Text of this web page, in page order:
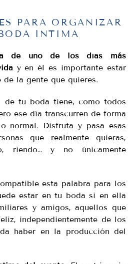
PARA ORGANIZAR
ÍNTIMA
de uno de los días más
y en él es importante estar
de la gente que quieres.
de tu boda tiene, como todos
ese día transcurren de forma
normal. Disfruta y pasa esas
que realmente quieras,
riendo… y no únicamente
esta palabra para los
estar en tu boda si en ella
y amigos, aquellos que
independientemente de los
haber en la producción del